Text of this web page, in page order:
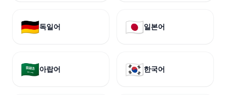
🇩🇪독일어 🇯🇵일본어
🇸🇦아랍어 🇰🇷한국어